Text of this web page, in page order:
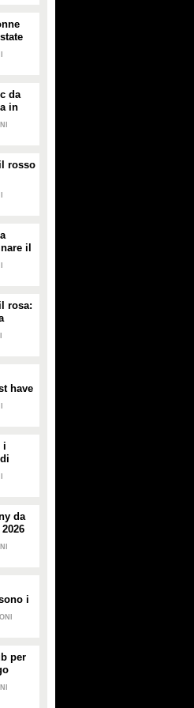
da
in
rosso
il
rosa:
have
i
da
i
per
Il Golden Duo torna a unirsi.